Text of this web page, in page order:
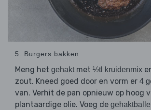
5. Burgers bakken
Meng het gehaktmet ½tl kruidenmix
zout. Kneed goed door en vorm er 4
van. Verhit de pan opnieuw op hoog
plantaardige olie. Voeg de